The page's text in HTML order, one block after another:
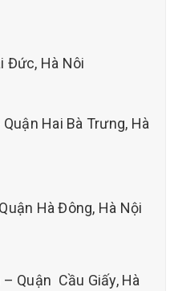
Đức, Hà Nôi
Hai Bà Trưng, Hà
Hà Đông, Hà Nội
Quận Cầu Giấy, Hà